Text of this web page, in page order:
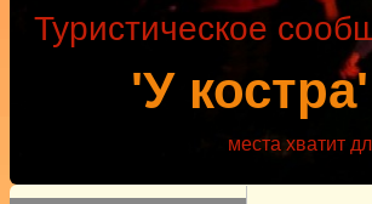
'У костра'
Туристическое
места хватит